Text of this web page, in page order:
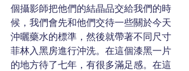
個攝影師把他們的結晶品交給我們的時
候，我們會先和他們交待一些關於今天
沖曬藥水的標準，然後就帶著不同尺寸
菲林入黑房進行沖洗。在這個漆黑一片
的地方待了七年，有很多滿足感。在這